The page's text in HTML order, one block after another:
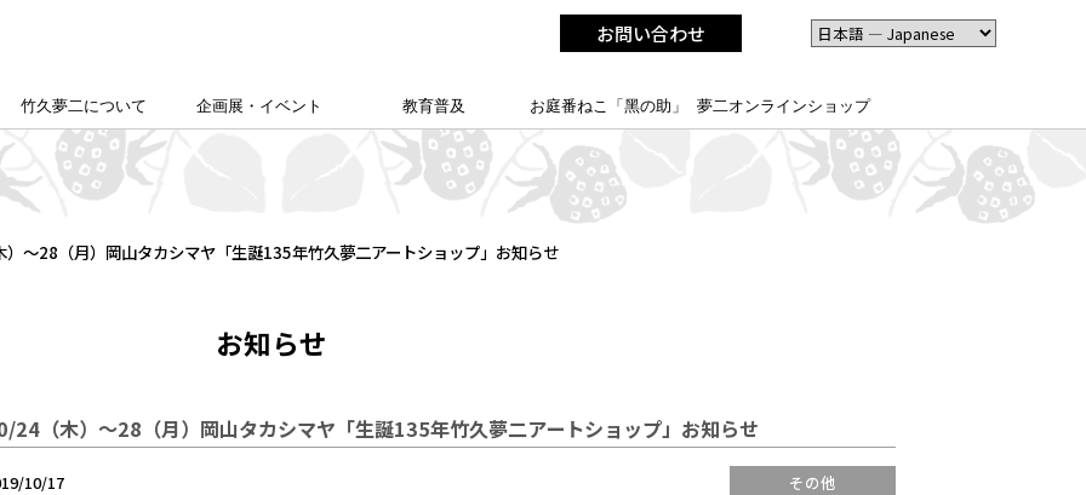
お問い合わせ
竹久夢二について
竹久夢二の足跡
竹久夢二学会について
企画展・イベント 教育普及
こども夢二新聞
こども学芸員
校外学習について
夢二郷土美術館
ゆめじきょうどびじゅつかん
の
「あいうえお」
お庭番ねこ「黑の助」 夢二オンラインショップ
～28（月）岡山タカシマヤ「生誕135年竹久夢二アートショップ」お知らせ
お知らせ
24（木）～28（月）岡山タカシマヤ「生誕135年竹久夢二アートショップ」お知らせ
10/17 その他